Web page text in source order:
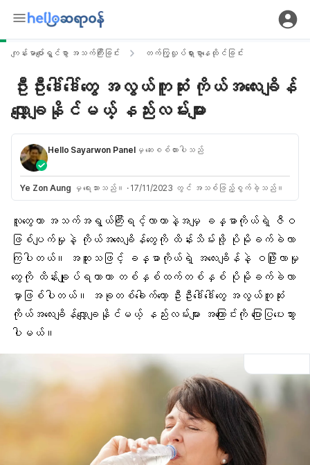
ကျန်းမာပျော်ရွှင်စွာ အသက်ကြီးခြင်း တက်ကြွလှုပ်ရှားစွာနေထိုင်ခြင်း
ဦးဦးဒေါ်ဒေါ်တွေ အလွယ်ကူဆုံး ကိုယ်အလေးချိန်
လျှော့ချနိုင်မယ့် နည်းလမ်းများ
Hello Sayarwon Panelမှ ဆေးစစ်ထားပါသည်
Ye Zon Aung မှ ရေးသားသည်။ · 17/11/2023 တွင် အသစ်ဖြည့်စွက်ခဲ့သည်။
လူတွေဟာ အသက်အရွယ်ကြီးရင့် လာတာနဲ့အမျှ ခန္ဓာကိုယ်ရဲ့ ဇီဝ
ဖြစ်ပျက်မှုနဲ့ ကိုယ်အလေးချိန်တွေကို ထိန်းသိမ်းဖို့ ပိုမိုခက်ခဲလာ
ကြပါတယ်။ အထူးသဖြင့် ခန္ဓာကိုယ်ရဲ့ အလေးချိန်နဲ့ ဝဖြိုးလာမှု
တွေကို ထိန်းချုပ်ရတာဟာ တစ်နှစ်ထက်တစ်နှစ် ပိုမိုခက်ခဲလာ
မှာဖြစ်ပါတယ်။ အခုတစ်ခေါက်တော့ ဦးဦးဒေါ်ဒေါ်တွေ အလွယ်ကူဆုံး
ကိုယ်အလေးချိန်လျှော့ချနိုင်မယ့် နည်းလမ်းများ အကြောင်းကို ပြောပြပေးသွား
ပါမယ်။